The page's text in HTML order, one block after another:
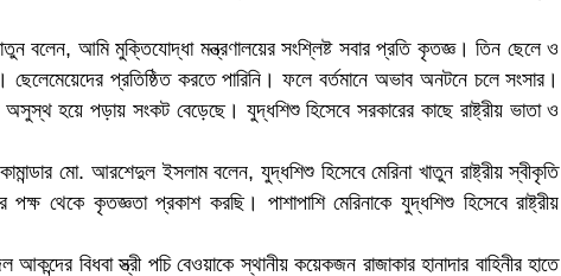
বলেন, আমি মুক্তিযোদ্ধা মন্ত্রণালয়ের সংশ্লিষ্ট সবার প্রতি কৃতজ্ঞ। তিন ছেলে ও
প্রতিষ্ঠিত করতে পারিনি। ফলে বর্তমানে অভাব অনটনে চলে সংসার।
হয়ে পড়ায় সংকট বেড়েছে। যুদ্ধশিশু হিসেবে সরকারের কাছে রাষ্ট্রীয় ভাতা ও
মো. আরশেদুল ইসলাম বলেন, যুদ্ধশিশু হিসেবে মেরিনা খাতুন রাষ্ট্রীয় স্বীকৃতি
থেকে কৃতজ্ঞতা প্রকাশ করছি। পাশাপাশি মেরিনাকে যুদ্ধশিশু হিসেবে রাষ্ট্রীয়
বিধবা স্ত্রী পচি বেওয়াকে স্থানীয় কয়েকজন রাজাকার হানাদার বাহিনীর হাতে